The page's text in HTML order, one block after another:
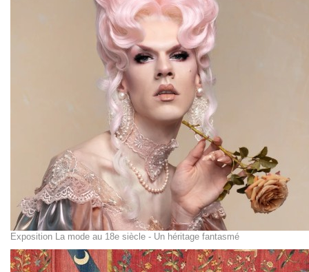
Exposition La mode au 18e siècle - Un héritage fantasmé